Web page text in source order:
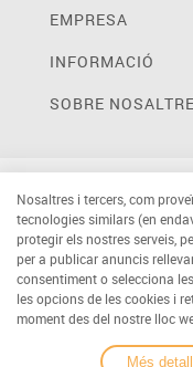
EMPRESA
INFORMACIÓ
SOBRE
Nosaltres i tercers, com
tecnologies similars (en
protegir els nostres serveis,
per a publicar anuncis
consentiment o selecciona
les opcions de les cookies i
moment des del nostre lloc
Més